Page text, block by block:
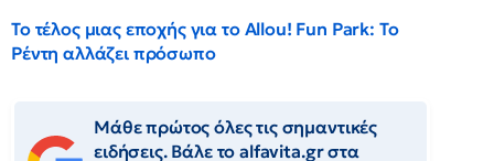
Το τέλος μιας εποχής για το Allou! Fun Park: Το
Ρέντη αλλάζει πρόσωπο
Μάθε πρώτος όλες τις σημαντικές
ειδήσεις. Βάλε το alfavita.gr στα